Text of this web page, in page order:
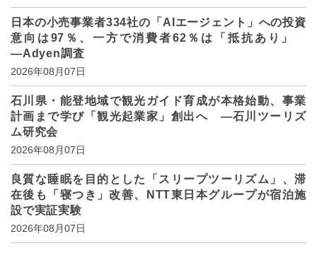
日本の小売事業者334社の「AIエージェント」への投資
意向は97％、一方で消費者62％は「抵抗あり」
―Adyen調査
2026年08月07日
石川県・能登地域で観光ガイド育成が本格始動、事業
計画まで学び「観光起業家」創出へ ―石川ツーリズ
ム研究会
2026年08月07日
良質な睡眠を目的とした「スリープツーリズム」、滞
在後も「寝つき」改善、NTT東日本グループが宿泊施
設で実証実験
2026年08月07日